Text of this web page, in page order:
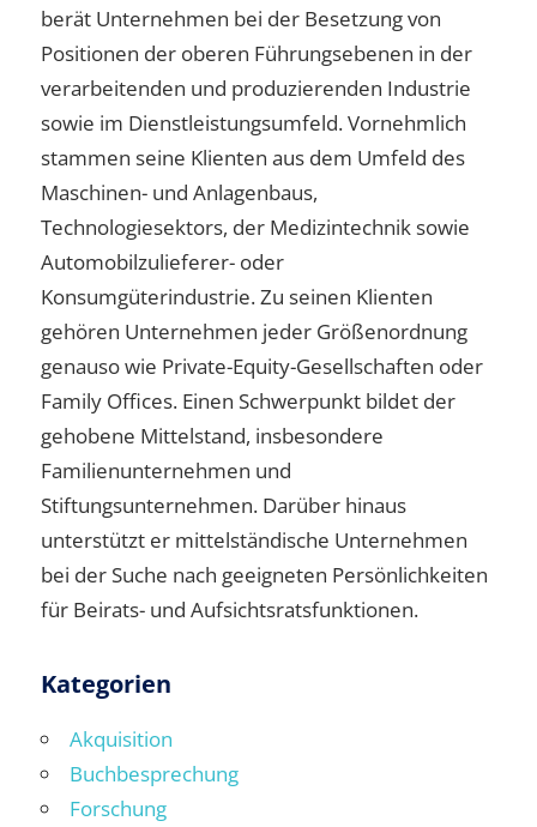
berät Unternehmen bei der Besetzung von
Positionen der oberen Führungsebenen in der
verarbeitenden und produzierenden Industrie
sowie im Dienstleistungsumfeld. Vornehmlich
stammen seine Klienten aus dem Umfeld des
Maschinen- und Anlagenbaus,
Technologiesektors, der Medizintechnik sowie
Automobilzulieferer- oder
Konsumgüterindustrie. Zu seinen Klienten
gehören Unternehmen jeder Größenordnung
genauso wie Private-Equity-Gesellschaften oder
Family Offices. Einen Schwerpunkt bildet der
gehobene Mittelstand, insbesondere
Familienunternehmen und
Stiftungsunternehmen. Darüber hinaus
unterstützt er mittelständische Unternehmen
bei der Suche nach geeigneten Persönlichkeiten
für Beirats- und Aufsichtsratsfunktionen.
Kategorien
Akquisition
Buchbesprechung
Forschung